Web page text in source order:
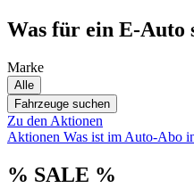
Was für ein E-Auto
Marke
Alle
Fahrzeuge suchen
Zu den Aktionen
Aktionen Was ist im Auto-Abo
% SALE %